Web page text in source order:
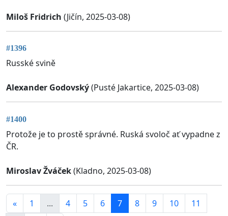
Miloš Fridrich (Jičín, 2025-03-08)
#1396
Russké svině
Alexander Godovský(Pusté Jakartice, 2025-03-08)
#1400
Protože je to prostě správné. Ruská svoloč ať vypadne z
ČR.
Miroslav Žváček(Kladno, 2025-03-08)
« 1 ... 4 5 6 7 8 9 10
11